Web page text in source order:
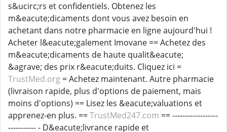
s&ucirc;rs et confidentiels. Obtenez les
m&eacute;dicaments dont vous avez besoin en
achetant dans notre pharmacie en ligne aujourd'hui !
Acheter l&eacute;galement Imovane == Achetez des
m&eacute;dicaments de haute qualit&eacute;
&agrave; des prix r&eacute;duits. Cliquez ici =
TrustMed.org = Achetez maintenant. Autre pharmacie
(livraison rapide, plus d'options de paiement, mais
moins d'options) == Lisez les &eacute;valuations et
apprenez-en plus. ==TrustMed247.com == ------------------
----------- - D&eacute;livrance rapide et